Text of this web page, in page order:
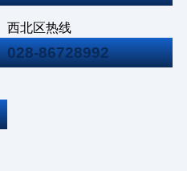
西北区热线
028-86728992